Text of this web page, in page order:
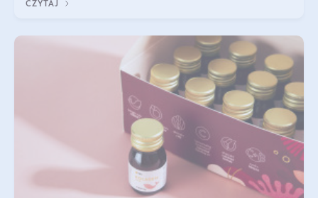
CZYTAJ